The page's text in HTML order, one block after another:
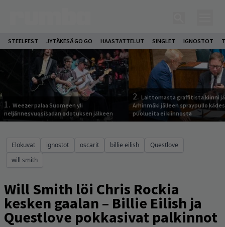
STEELFEST JYTÄKESÄ GO GO HAASTATTELUT SINGLET IGNOSTOT
1. Weezer palaa Suomeen yli
neljännesvuosisadan odotuksen jälkeen
2. Laittomasta graffitista kiinni
Arhinmäki jälleen spraypullo
puolueita ei kiinnosta
Elokuvat ignostot oscarit billie eilish
Questlove
will smith
Will Smith löi Chris Rockia
kesken gaalan – Billie Eilish ja
Questlove pokkasivat palkinnot